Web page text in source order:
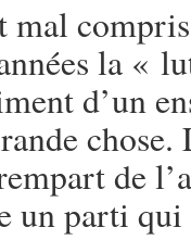
mal
la «
d’un
de
un parti